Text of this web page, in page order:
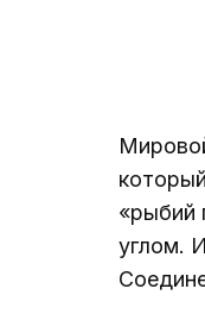
«рыбий
углом.